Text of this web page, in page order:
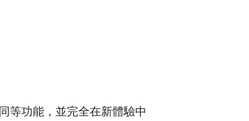
等功能，並完全在新體驗中